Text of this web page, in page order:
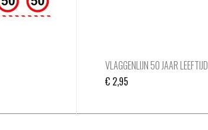
VLAGGENLIJN 50 JAAR LEEFTIJD
€ 2,95